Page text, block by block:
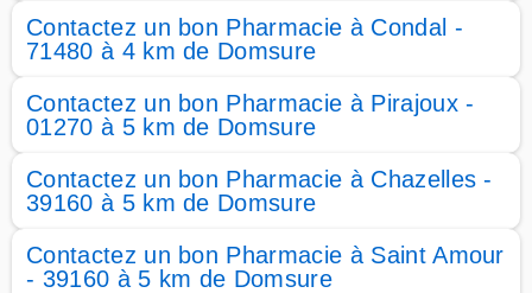
Contactez un bon Pharmacie à Condal -
71480 à 4 km de Domsure
Contactez un bon Pharmacie à Pirajoux -
01270 à 5 km de Domsure
Contactez un bon Pharmacie à Chazelles -
39160 à 5 km de Domsure
Contactez un bon Pharmacie à Saint Amour
- 39160 à 5 km de Domsure